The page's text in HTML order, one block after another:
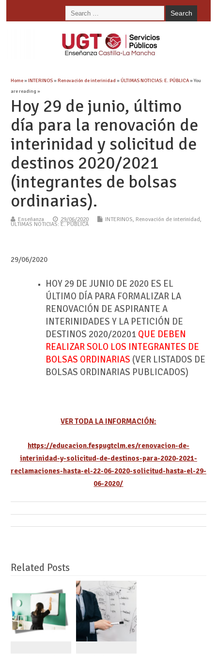
Home»INTERINOS»Renovación de interinidad »ÚLTIMAS NOTICIAS: E. PÚBLICA» You
are reading »
Hoy 29 de junio, último
día para la renovación de
interinidad y solicitud de
destinos 2020/2021
(integrantes de bolsas
ordinarias).
Enseñanza 29/06/2020 INTERINOS, Renovación de interinidad,
ÚLTIMAS NOTICIAS: E. PÚBLICA
29/06/2020
HOY 29 DE JUNIO DE 2020 ES EL
ÚLTIMO DÍA PARA FORMALIZAR LA
RENOVACIÓN DE ASPIRANTE A
INTERINIDADES Y LA PETICIÓN DE
DESTINOS 2020/20201 QUE DEBEN
REALIZAR SOLO LOS INTEGRANTES DE
BOLSAS ORDINARIAS (VER LISTADOS DE
BOLSAS ORDINARIAS PUBLICADOS)
VER TODA LA INFORMACIÓN:
https://educacion.fespugtclm.es/renovacion-de-
interinidad-y-solicitud-de-destinos-para-2020-2021-
reclamaciones-hasta-el-22-06-2020-solicitud-hasta-el-29-
06-2020/
Related Posts